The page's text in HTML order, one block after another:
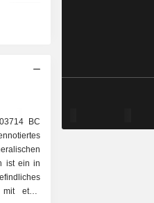
BC
ist ein in
etwa